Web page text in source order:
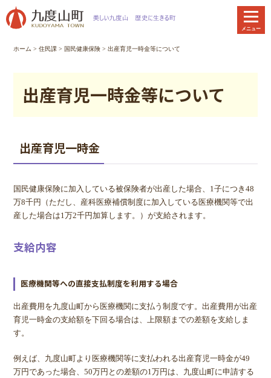
文
メニュー
ホーム >住民課 > 国民健康保険 > 出産育児一時金等について
出産育児一時金等について
出産育児一時金
国民健康保険に加入している被保険者が出産した場合、1子につき48
万8千円（ただし、産科医療補償制度に加入している医療機関等で出
産した場合は1万2千円加算します。）が支給されます。
支給内容
医療機関等への直接支払制度を利用する場合
出産費用を九度山町から医療機関に支払う制度です。出産費用が出産
育児一時金の支給額を下回る場合は、上限額までの差額を支給しま
す。
例えば、九度山町より医療機関等に支払われる出産育児一時金が49
万円であった場合、50万円との差額の1万円は、九度山町に申請する